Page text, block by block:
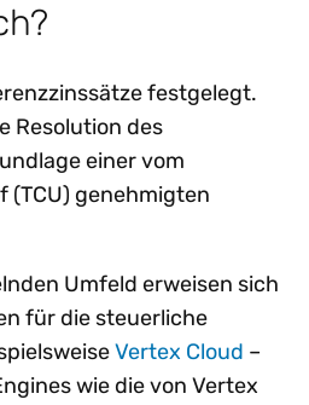
festgelegt.
Resolution des
einer vom
(TCU) genehmigten
Umfeld erweisen sich
für die steuerliche
Vertex Cloud –
wie die von Vertex